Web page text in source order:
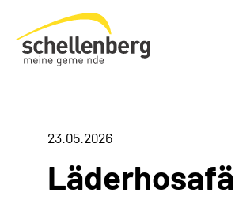
Gemeinde Schellenberg Startseite
23.05.2026